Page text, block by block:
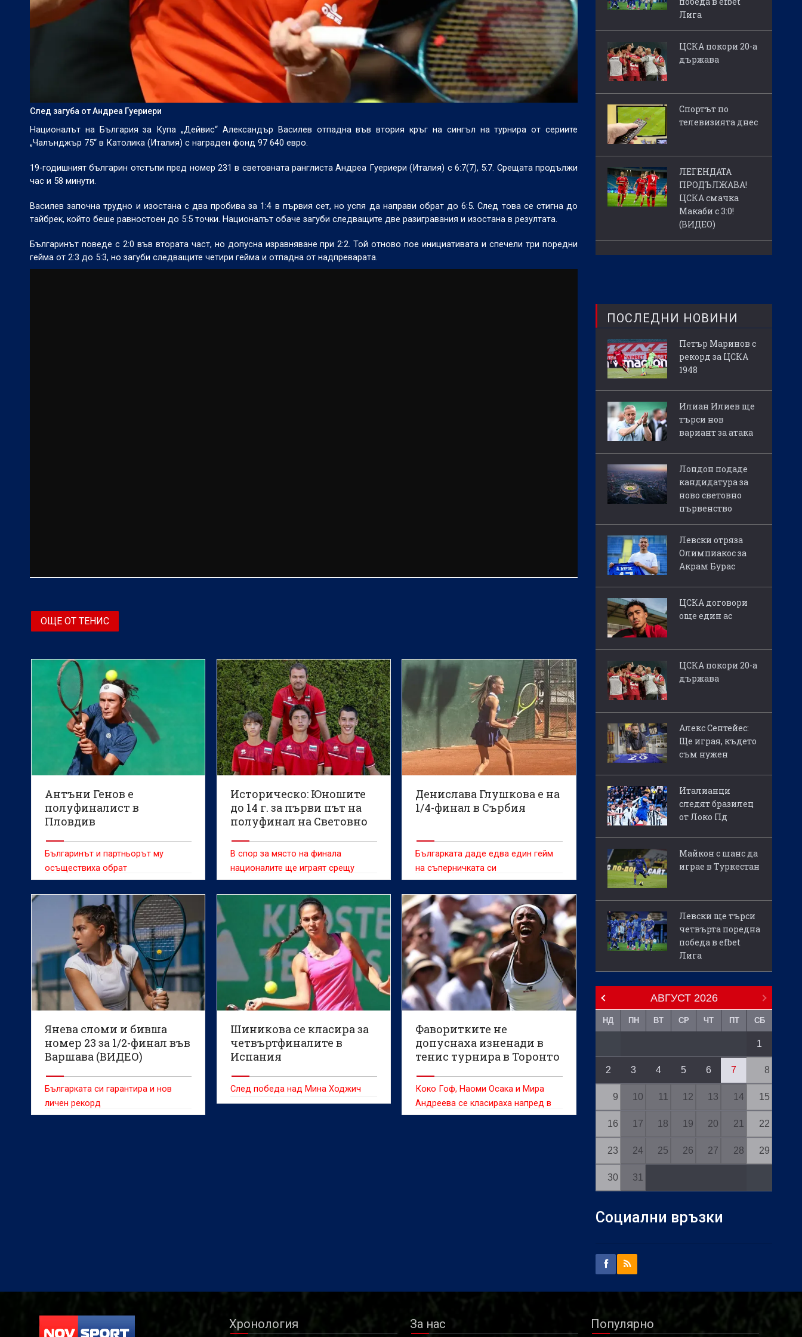
След загуба от Андреа Гуериери
Националът на България за Купа „Дейвис“ Александър Василев отпадна във втория кръг на сингъл на турнира от сериите
„Чалънджър 75“ в Католика (Италия) с награден фонд 97 640 евро.
19-годишният българин отстъпи пред номер 231 в световната ранглиста Андреа Гуериери (Италия) с 6:7(7), 5:7. Срещата продължи
час и 58 минути.
Василев започна трудно и изостана с два пробива за 1:4 в първия сет, но успя да направи обрат до 6:5. След това се стигна до
тайбрек, който беше равностоен до 5:5 точки. Националът обаче загуби следващите две разигравания и изостана в резултата.
Българинът поведе с 2:0 във втората част, но допусна изравняване при 2:2. Той отново пое инициативата и спечели три поредни
гейма от 2:3 до 5:3, но загуби следващите четири гейма и отпадна от надпреварата.
ОЩЕ ОТ ТЕНИС
Антъни Генов е
полуфиналист в
Пловдив
Българинът и партньорът му
осъществиха обрат
Историческо: Юношите
до 14 г. за първи път на
полуфинал на Световно
В спор за място на финала
националите ще играят срещу
Бразилия в петък
Денислава Глушкова е на
1/4-финал в Сърбия
Българката даде едва един гейм
на съперничката си
Янева сломи и бивша
номер 23 за 1/2-финал във
Варшава (ВИДЕО)
Българката си гарантира и нов
личен рекорд
Шиникова се класира за
четвъртфиналите в
Испания
След победа над Мина Ходжич
Фаворитките не
допуснаха изненади в
тенис турнира в Торонто
Коко Гоф, Наоми Осака и Мира
Андреева се класираха напред в
силния тенис турнив в Торонто
Лига
ЦСКА покори 20-а
държава
Спортът по
телевизията днес
ЛЕГЕНДАТА
ПРОДЪЛЖАВА!
ЦСКА смачка
Макаби с 3:0!
(ВИДЕО)
ПОСЛЕДНИ НОВИНИ
Петър Маринов с
рекорд за ЦСКА
1948
Илиан Илиев ще
търси нов
вариант за атака
Лондон подаде
кандидатура за
ново световно
първенство
Левски отряза
Олимпиакос за
Акрам Бурас
ЦСКА договори
още един ас
ЦСКА покори 20-а
държава
Алекс Сентейес:
Ще играя, където
съм нужен
Италианци
следят бразилец
от Локо Пд
Майкон с шанс да
играе в Туркестан
Левски ще търси
четвърта поредна
победа в efbet
Лига
АВГУСТ 2026
НД ПН ВТ СР ЧТ ПТ СБ
1
2 3 4 5 6 7 8
9 10 11 12 13 14 15
16 17 18 19 20 21 22
23 24 25 26 27 28 29
30 31
Социални връзки
Хронология За нас Популярно